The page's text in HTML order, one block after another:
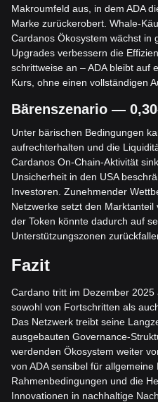
Makroumfeld aus, in dem ADA
Marke zurückerobert. Whale-
Cardanos Ökosystem wächst in
Upgrades verbessern die
schrittweise an – ADA bleibt auf
Kurs, ohne einen vollständigen
Bärenszenario —
Unter bärischen Bedingungen
aufrechterhalten und die
Cardanos On-Chain-Aktivität
Unsicherheit in den USA
Investoren. Zunehmender
Netzwerke setzt den Marktanteil
der Token könnte dadurch auf
Unterstützungszonen
Fazit
Cardano tritt im Dezember
sowohl von Fortschritten als
Das Netzwerk treibt seine
ausgebauten Governance-
werdenden Ökosystem weiter
von ADA sensibel für
Rahmenbedingungen und die
Innovationen in nachhaltige